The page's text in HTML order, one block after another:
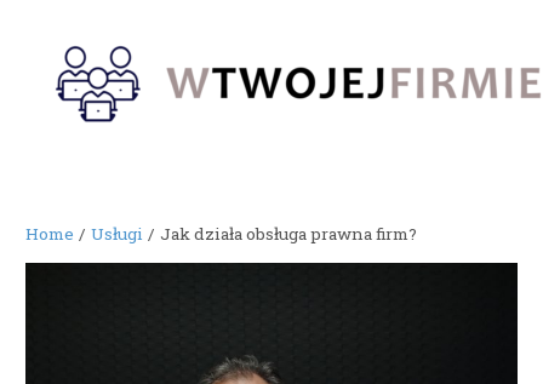
content
Home Usługi Jak działa obsługa prawna firm?